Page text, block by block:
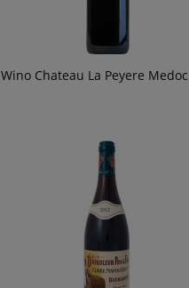
Wino Chateau La Peyere